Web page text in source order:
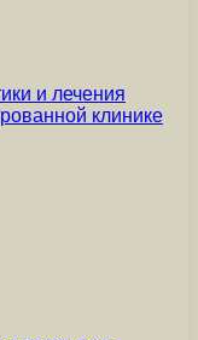
и лечения
клинике